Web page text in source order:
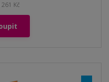
Kč